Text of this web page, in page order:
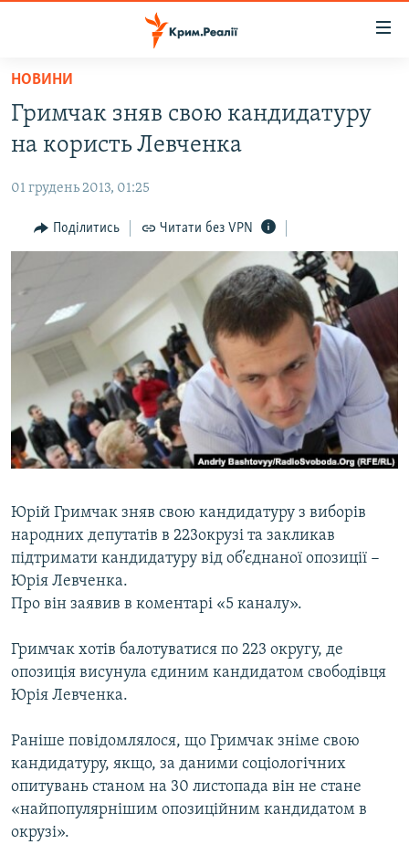
Перейти
основного
матеріалу
до
навігації
Перейти
ВОДА.КРИМ
ВІДЕО ТА ФОТО
ПОЛІТИКА
БЛОГИ
ІНТЕРВ'Ю
ВСЕ ЗА ДЕНЬ
СПЕЦПРОЕКТИ
ДЕПОРТАЦІЯ
ВІДЕОУРОКИ «ELIFBE»
СВІДЧЕННЯ ОКУПАЦІЇ
ІНФОГРАФІКА
ЯК ОБІЙТИ БЛОКУВАННЯ
Русский
Qırımtatar
ДОЛУЧАЙСЯ!
Усі сайти RFE/RL
НОВИНИ
Гримчак зняв свою кандидатуру
на користь Левченка
01 грудень 2013, 01:25
Поділитись Читати без VPN
Юрій Гримчак зняв свою кандидатуру з виборів
народних депутатів в 223окрузі та закликав
підтримати кандидатуру від об’єднаної опозиції −
Юрія Левченка.
Про він заявив в коментарі «5 каналу».
Гримчак хотів балотуватися по 223 округу, де
опозиція висунула єдиним кандидатом свободівця
Юрія Левченка.
Раніше повідомлялося, що Гримчак зніме свою
кандидатуру, якщо, за даними соціологічних
опитувань станом на 30 листопада він не стане
«найпопулярнішим опозиційним кандидатом в
окрузі».